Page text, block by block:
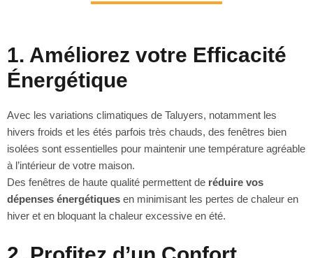
1. Améliorez votre Efficacité
Énergétique
Avec les variations climatiques de Taluyers, notamment les
hivers froids et les étés parfois très chauds, des fenêtres bien
isolées sont essentielles pour maintenir une température agréable
à l’intérieur de votre maison.
Des fenêtres de haute qualité permettent de réduire vos
dépenses énergétiques en minimisant les pertes de chaleur en
hiver et en bloquant la chaleur excessive en été.